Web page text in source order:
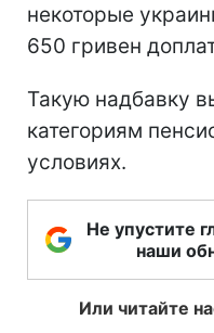
некоторые
650 гривен
Такую надбавку
категориям
условиях.
Не упустите
наши
Или читайте